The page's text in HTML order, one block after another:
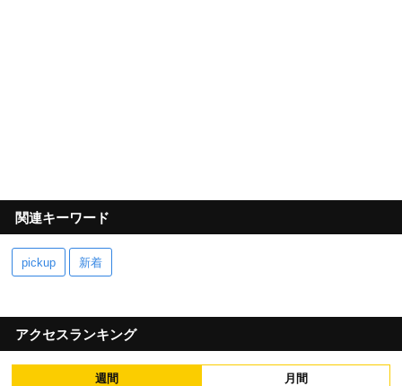
関連キーワード
pickup 新着
アクセスランキング
週間 月間